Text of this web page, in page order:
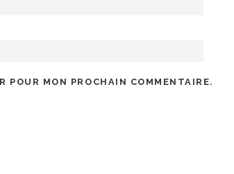
POUR MON PROCHAIN COMMENTAIRE.